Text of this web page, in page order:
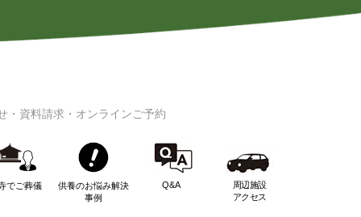
・資料請求・オンラインご予約
でご葬儀
供養のお悩み解決
事例
Q&A
周辺施設
アクセス